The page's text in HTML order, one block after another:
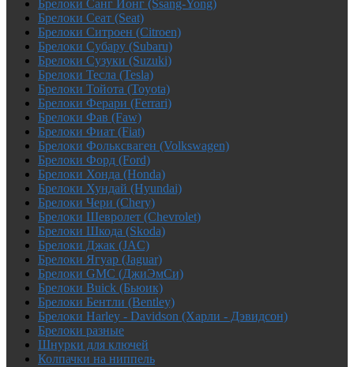
Брелоки Санг Йонг (Ssang-Yong)
Брелоки Сеат (Seat)
Брелоки Ситроен (Citroen)
Брелоки Субару (Subaru)
Брелоки Сузуки (Suzuki)
Брелоки Тесла (Tesla)
Брелоки Тойота (Toyota)
Брелоки Ферари (Ferrari)
Брелоки Фав (Faw)
Брелоки Фиат (Fiat)
Брелоки Фольксваген (Volkswagen)
Брелоки Форд (Ford)
Брелоки Хонда (Honda)
Брелоки Хундай (Hyundai)
Брелоки Чери (Chery)
Брелоки Шевролет (Chevrolet)
Брелоки Шкода (Skoda)
Брелоки Джак (JAC)
Брелоки Ягуар (Jaguar)
Брелоки GMC (ДжиЭмСи)
Брелоки Buick (Бьюик)
Брелоки Бентли (Bentley)
Брелоки Harley - Davidson (Харли - Дэвидсон)
Брелоки разные
Шнурки для ключей
Колпачки на ниппель